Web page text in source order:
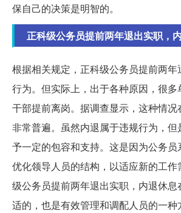
保自己的决策是明智的。
正科级公务员提前两年退出实职，
根据相关规定，正科级公务员提前两
行为。但实际上，出于各种原因，很
干部提前离岗。据调查显示，这种情况
非常普遍。虽然内退属于违规行为，
予一定的包容和支持。这是因为公务
优化领导人员的结构，以适应新的工
级公务员提前两年退出实职，内退休
适的，也是有效管理和调配人员的一种